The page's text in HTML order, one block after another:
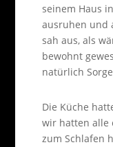
seinem Haus
ausruhen und
sah aus, als
bewohnt
natürlich
Die Küche
wir hatten alle
zum Schlafen